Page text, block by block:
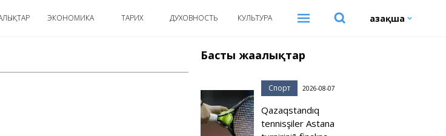
ЭКОНОМИКА ТАРИХ ДУХОВНОСТЬ КУЛЬТУРА Қазақша
Басты жаңалықтар
Спорт 2026-08-07
Qazaqstandıq
tennisşiler Astana